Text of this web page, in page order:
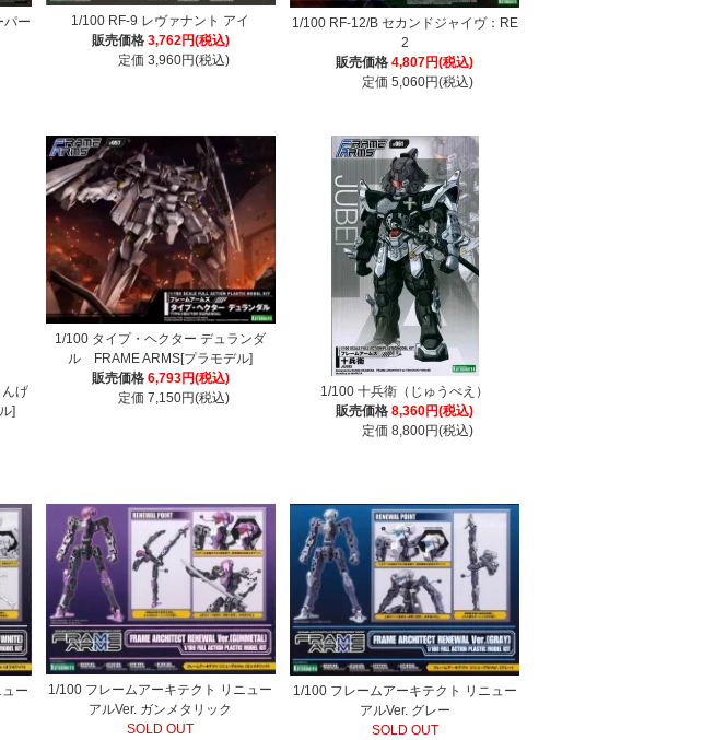
パー
1/100 RF-9 レヴァナント アイ
販売価格 3,762円(税込)
定価 3,960円(税込)
1/100 RF-12/B セカンドジャイヴ：RE
2
販売価格4,807円(税込)
定価 5,060円(税込)
げ
]
1/100 タイプ・ヘクター デュランダ
ル FRAME ARMS[プラモデル]
販売価格 6,793円(税込)
定価 7,150円(税込)
1/100 十兵衛（じゅうべえ）
販売価格8,360円(税込)
定価 8,800円(税込)
ー
1/100 フレームアーキテクト リニュー
アルVer. ガンメタリック
SOLD OUT
1/100 フレームアーキテクト リニュー
アルVer. グレー
SOLD OUT